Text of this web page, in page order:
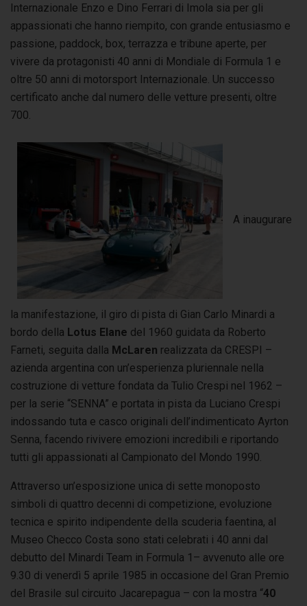
Internazionale Enzo e Dino Ferrari di Imola sia per gli
appassionati che hanno riempito, con grande entusiasmo e
passione, paddock, box, terrazza e tribune aperte, per
vivere da protagonisti 40 anni di Mondiale di Formula 1 e
oltre 50 anni di motorsport Internazionale. Un successo
certificato anche dal numero delle vetture presenti, oltre
700.
A inaugurare
la manifestazione, il giro di pista di Gian Carlo Minardi a
bordo della Lotus Elane del 1960 guidata da Roberto
Farneti, seguita dalla McLaren realizzata da CRESPI –
azienda argentina con un’esperienza pluriennale nella
costruzione di vetture fondata da Tulio Crespi nel 1962 –
per la serie “SENNA” e portata in pista da Luciano Crespi
indossando tuta e casco originali dell’indimenticato Ayrton
Senna, facendo rivivere emozioni incredibili e riportando
tutti gli appassionati al Campionato del Mondo 1990.
Attraverso un’esposizione unica di sette monoposto
simboli di quattro decenni di competizione, evoluzione
tecnica e spirito indipendente della scuderia faentina, al
Museo Checco Costa sono stati celebrati i 40 anni dal
debutto del Minardi Team in Formula 1– avvenuto alle ore
9.30 di venerdì 5 aprile 1985 in occasione del Gran Premio
del Brasile sul circuito Jacarepagua – con la mostra “40